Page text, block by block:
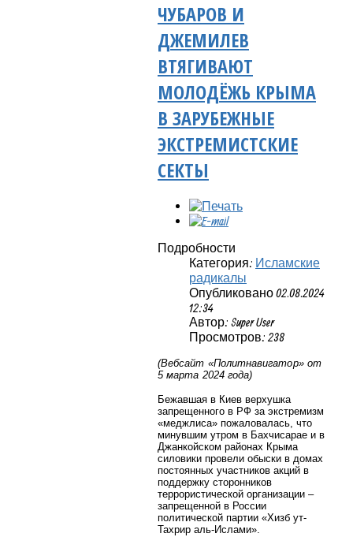
ЧУБАРОВ И
ДЖЕМИЛЕВ
ВТЯГИВАЮТ
МОЛОДЁЖЬ КРЫМА
В ЗАРУБЕЖНЫЕ
ЭКСТРЕМИСТСКИЕ
СЕКТЫ
Подробности
Категория: Исламские
радикалы
Опубликовано 02.08.2024
12:34
Автор: Super User
Просмотров: 238
(Вебсайт «Политнавигатор» от
5 марта 2024 года)
Бежавшая в Киев верхушка
запрещенного в РФ за экстремизм
«меджлиса» пожаловалась, что
минувшим утром в Бахчисарае и в
Джанкойском районах Крыма
силовики провели обыски в домах
постоянных участников акций в
поддержку сторонников
террористической организации –
запрещенной в России
политической партии «Хизб ут-
Тахрир аль-Ислами».